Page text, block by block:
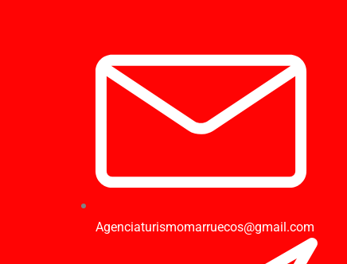
Agenciaturismomarruecos@gmail.com